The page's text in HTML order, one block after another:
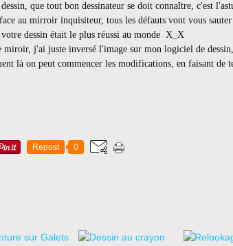
que tout bon dessinateur se doit connaître, c'est
au mirroir inquisiteur, tous les défauts vont vous
dessin était le plus réussi au monde X_X
miroir, j'ai juste inversé l'image sur mon logiciel de
là on peut commencer les modifications, en faisant de
Repost 0